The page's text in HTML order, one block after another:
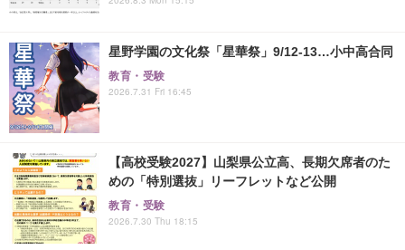
星野学園の文化祭「星華祭」9/12-13…小中高合同
教育・受験
2026.7.31 Fri 16:45
【高校受験2027】山梨県公立高、長期欠席者のた
めの「特別選抜」リーフレットなど公開
教育・受験
2026.7.30 Thu 18:15